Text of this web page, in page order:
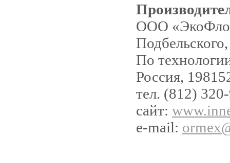
ООО
По
Россия,
тел. (812)
сайт: www
e-mail: ormex